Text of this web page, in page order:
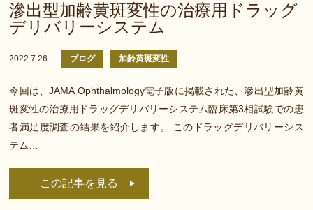
滲出型加齢黄斑変性の治療用ドラッグ
デリバリーシステム
2022.7.26 ブログ 加齢黄斑変性
今回は、JAMA Ophthalmology電子版に掲載された、滲出型加齢黄
斑変性の治療用ドラッグデリバリーシステム臨床第3相試験での患
者満足度調査の結果を紹介します。 このドラッグデリバリーシス
テム…
この記事を見る